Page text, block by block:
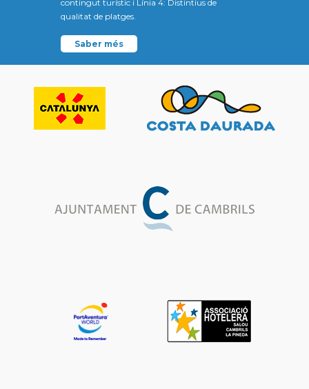
contingut turístic i Línia 4: Distintius de
qualitat de platges.
Saber més